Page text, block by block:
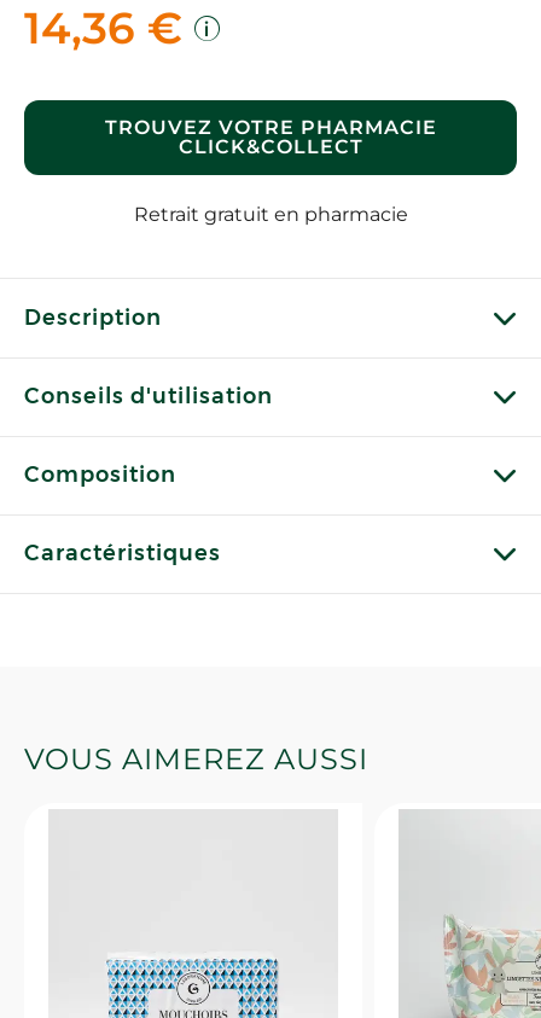
14,36 €
TROUVEZ VOTRE PHARMACIE
CLICK&COLLECT
Retrait gratuit en pharmacie
Description
Conseils d'utilisation
Composition
Caractéristiques
VOUS AIMEREZ AUSSI